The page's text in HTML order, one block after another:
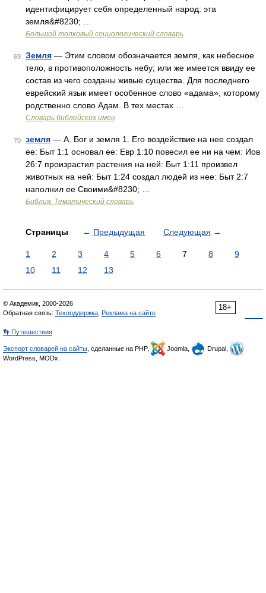
идентифицирует себя определенный народ: эта
земля&#8230; …
Большой толковый социологический словарь
69 Земля — Этим словом обозначается земля, как небесное
тело, в противоположность небу; или же имеется ввиду ее
состав из чего созданы живые существа. Для последнего
еврейский язык имеет особенное слово «адама», которому
родственно слово Адам. В тех местах …
Словарь библейских имен
70 земля — А. Бог и земля 1. Его воздействие на нее создал
ее: Быт 1:1 основал ее: Евр 1:10 повесил ее ни на чем: Иов
26:7 произрастил растения на ней: Быт 1:11 произвел
животных на ней: Быт 1:24 создал людей из нее: Быт 2:7
наполнил ее Своими&#8230; …
Библия: Тематический словарь
Страницы ← Предыдущая Следующая →
1 2 3 4 5 6 7 8
9
10
11 12 13
18+
© Академик, 2000-2026
Обратная связь: Техподдержка Реклама на сайте
👣 Путешествия
Экспорт словарей на сайты , сделанные на PHP, Joomla,
Drupal,
WordPress, MODx.